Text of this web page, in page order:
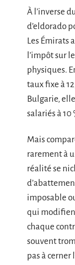
À l’inverse
d’eldorado
Les Émirats
l’impôt sur
physiques.
taux fixe à
Bulgarie,
salariés à 10
Mais
rarement à
réalité se
imposable
qui
chaque
souvent
pas à